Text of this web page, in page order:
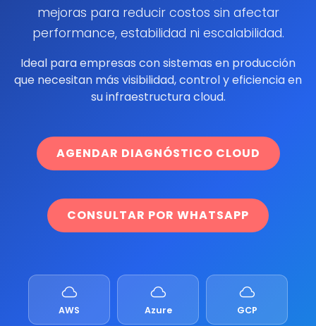
mejoras para reducir costos sin afectar
performance, estabilidad ni escalabilidad.
Ideal para empresas con sistemas en producción
que necesitan más visibilidad, control y eficiencia en
su infraestructura cloud.
AGENDAR DIAGNÓSTICO CLOUD
CONSULTAR POR WHATSAPP
AWS Azure GCP